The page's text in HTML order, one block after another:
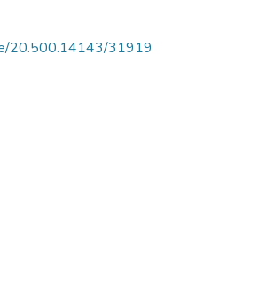
20.500.14143/31919